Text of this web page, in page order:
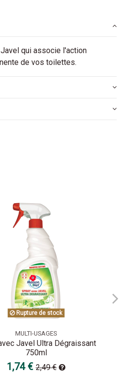
qui associe l'action
de vos toilettes.
Rupture de stock
MULTI-USAGES
Javel Ultra Dégraissant
750ml
1,74 €2,49 €